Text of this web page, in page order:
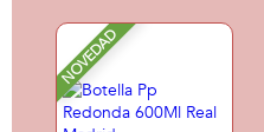
NOVEDAD